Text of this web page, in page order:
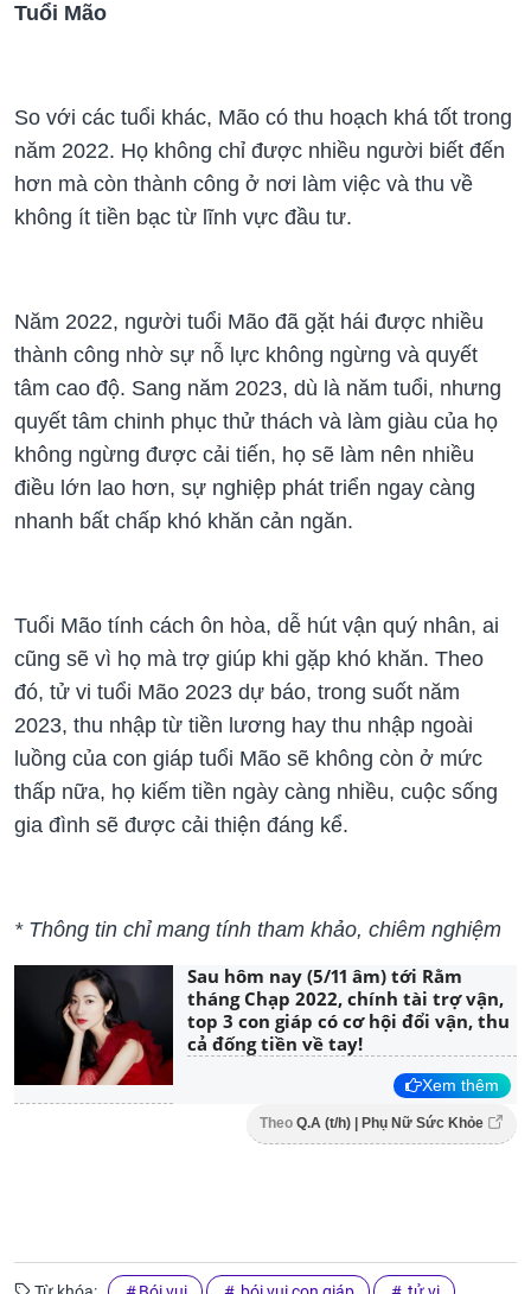
Tuổi Mão
So với các tuổi khác, Mão có thu hoạch khá tốt trong
năm 2022. Họ không chỉ được nhiều người biết đến
hơn mà còn thành công ở nơi làm việc và thu về
không ít tiền bạc từ lĩnh vực đầu tư.
Năm 2022, người tuổi Mão đã gặt hái được nhiều
thành công nhờ sự nỗ lực không ngừng và quyết
tâm cao độ. Sang năm 2023, dù là năm tuổi, nhưng
quyết tâm chinh phục thử thách và làm giàu của họ
không ngừng được cải tiến, họ sẽ làm nên nhiều
điều lớn lao hơn, sự nghiệp phát triển ngay càng
nhanh bất chấp khó khăn cản ngăn.
Tuổi Mão tính cách ôn hòa, dễ hút vận quý nhân, ai
cũng sẽ vì họ mà trợ giúp khi gặp khó khăn. Theo
đó, tử vi tuổi Mão 2023 dự báo, trong suốt năm
2023, thu nhập từ tiền lương hay thu nhập ngoài
luồng của con giáp tuổi Mão sẽ không còn ở mức
thấp nữa, họ kiếm tiền ngày càng nhiều, cuộc sống
gia đình sẽ được cải thiện đáng kể.
* Thông tin chỉ mang tính tham khảo, chiêm nghiệm
Sau hôm nay (5/11 âm) tới Rằm
tháng Chạp 2022, chính tài trợ vận,
top 3 con giáp có cơ hội đổi vận, thu
cả đống tiền về tay!
Xem thêm
Theo Q.A (t/h) | Phụ Nữ Sức Khỏe